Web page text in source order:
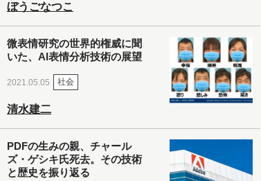
ぼうごなつこ
微表情研究の世界的権威に聞
いた、AI表情分析技術の展望
2021.05.05 社会
清水建二
PDFの生みの親、チャール
ズ・ゲシキ氏死去。その技術
と歴史を振り返る